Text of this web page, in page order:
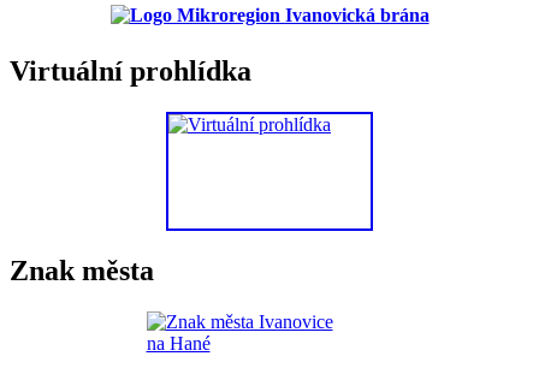
Virtuální prohlídka
Znak města